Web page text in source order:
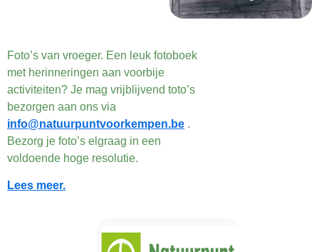
Foto’s van vroeger. Een leuk fotoboek
met herinneringen aan voorbije
activiteiten? Je mag vrijblijvend toto’s
bezorgen aan ons via
info@natuurpuntvoorkempen.be .
Bezorg je foto’s elgraag in een
voldoende hoge resolutie.
Lees meer.